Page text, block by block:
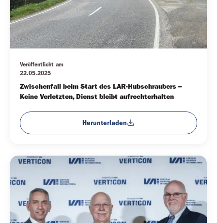
Veröffentlicht am
22.05.2025
Zwischenfall beim Start des LAR-Hubschraubers –
Keine Verletzten, Dienst bleibt aufrechterhalten
Herunterladen